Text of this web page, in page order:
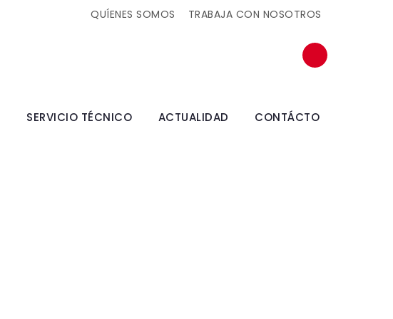
QUÍENES SOMOS TRABAJA CON NOSOTROS
SERVICIO TÉCNICO ACTUALIDAD CONTÁCTO